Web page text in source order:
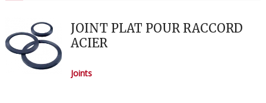
JOINT PLAT POUR RACCORD
ACIER
Joints